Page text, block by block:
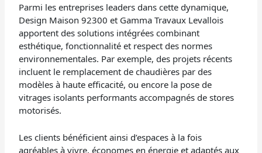
Parmi les entreprises leaders dans cette dynamique,
Design Maison 92300 et Gamma Travaux Levallois
apportent des solutions intégrées combinant
esthétique, fonctionnalité et respect des normes
environnementales. Par exemple, des projets récents
incluent le remplacement de chaudières par des
modèles à haute efficacité, ou encore la pose de
vitrages isolants performants accompagnés de stores
motorisés.
Les clients bénéficient ainsi d’espaces à la fois
agréables à vivre, économes en énergie et adaptés aux